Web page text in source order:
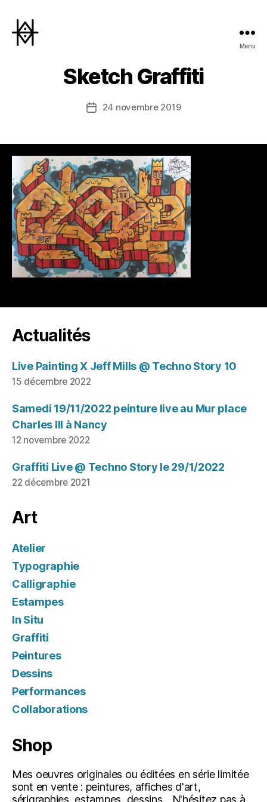
Menu
Sketch Graffiti
Date24 novembre 2019
Actualités
Live Painting X Jeff Mills @ Techno Story 10
15 décembre 2022
Samedi 19/11/2022 peinture live au Mur place
Charles III à Nancy
12 novembre 2022
Graffiti Live @ Techno Story le 29/1/2022
22 décembre 2021
Art
Atelier
Typographie
Calligraphie
Estampes
In Situ
Graffiti
Peintures
Dessins
Performances
Collaborations
Shop
Mes oeuvres originales ou éditées en série limitée
sont en vente : peintures, affiches d'art,
sérigraphies, estampes, dessins... N'hésitez pas à